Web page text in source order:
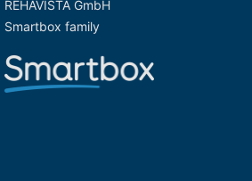
REHAVISTA GmbH
Smartbox family